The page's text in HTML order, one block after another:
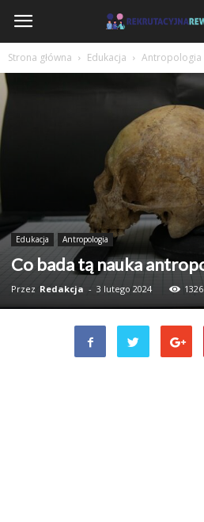
RekrutacyjnaRewolucja.pl
Strona główna Edukacja Antropologia
Edukacja Antropologia
Co bada tą nauka
Przez Redakcja - 3 lutego 2024 1326